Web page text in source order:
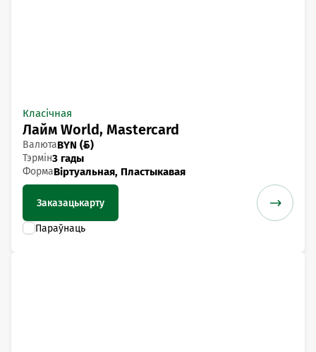
Класічная
Лайм World, Mastercard
ВалютаBYN ()
Тэрмін3 гады
ФормаВіртуальная, Пластыкавая
Заказацькарту